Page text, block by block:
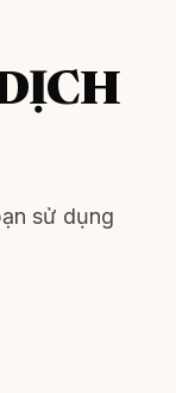
sử dụng